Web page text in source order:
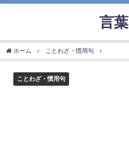
言
ホーム ことわざ・慣用句
ことわざ・慣用句